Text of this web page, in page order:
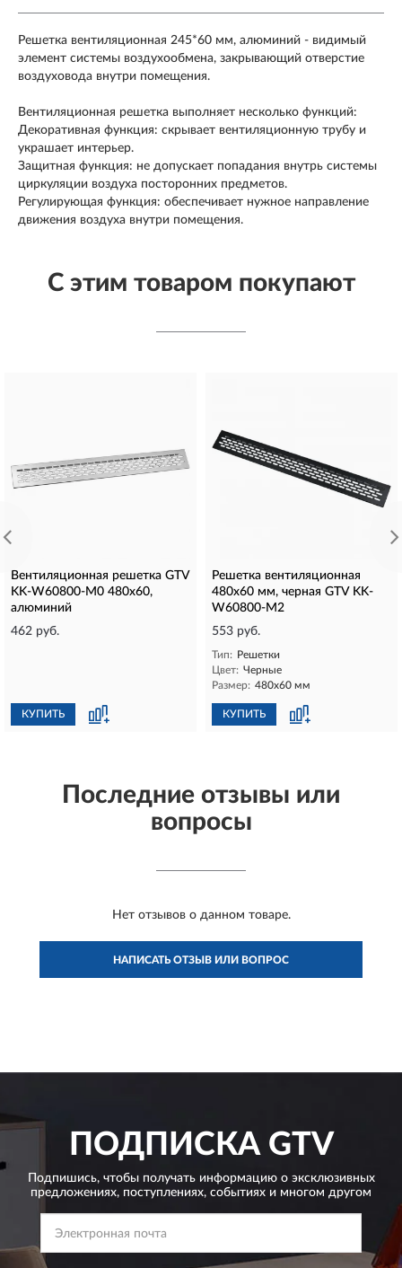
Решетка вентиляционная 245*60 мм, алюминий - видимый
элемент системы воздухообмена, закрывающий отверстие
воздуховода внутри помещения.
Вентиляционная решетка выполняет несколько функций:
Декоративная функция: скрывает вентиляционную трубу и
украшает интерьер.
Защитная функция: не допускает попадания внутрь системы
циркуляции воздуха посторонних предметов.
Регулирующая функция: обеспечивает нужное направление
движения воздуха внутри помещения.
С этим товаром покупают
Вентиляционная решетка GTV
KK-W60800-M0 480x60,
алюминий
462 руб.
КУПИТЬ
Решетка вентиляционная
480х60 мм, черная GTV KK-
W60800-M2
553 руб.
Тип: Решетки
Цвет: Черные
Размер: 480х60 мм
КУПИТЬ
Последние отзывы или
вопросы
Нет отзывов о данном товаре.
НАПИСАТЬ ОТЗЫВ ИЛИ ВОПРОС
ПОДПИСКАGTV
Подпишись, чтобы получать информацию о эксклюзивных
предложениях, поступлениях, событиях и многом другом